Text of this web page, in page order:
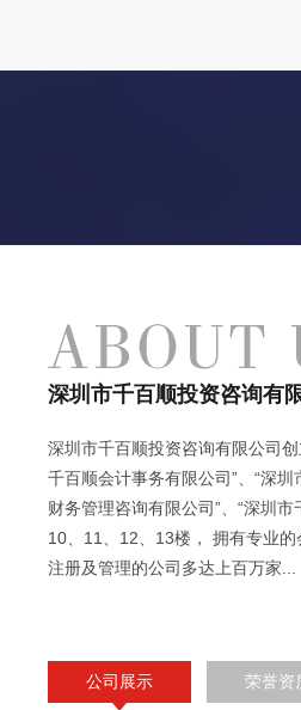
深圳市千百顺投资咨询有
深圳市千百顺投资咨询有限公司
千百顺会计事务有限公司”、“深
财务管理咨询有限公司”、“深圳
10、11、12、13楼， 拥有专业
注册及管理的公司多达上百万家...
公司展示 荣誉资